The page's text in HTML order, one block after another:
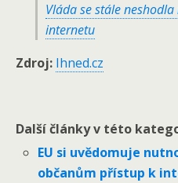
Vláda se stále
internetu
Zdroj: Ihned.cz
Další články v této
EU si uvědomuje
občanům přístup k